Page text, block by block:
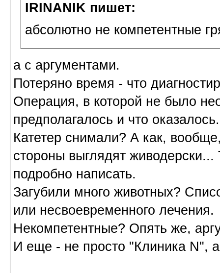
IRINANIK пишет:
абсолютно не компетентные
а с аргументами.
Потеряно время - что
Операция, в которой не было
предполагалось и что оказалось.
Катетер снимали? А как,
стороны выглядят
подробно написать.
Загубили много животных?
или несвоевременного лечения.
Некомпетентные? Опять же,
И еще - не просто "Клиника N",